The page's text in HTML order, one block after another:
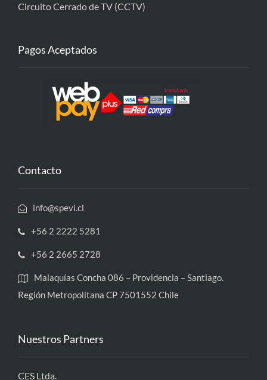
Circuito Cerrado de TV (CCTV)
Pagos Aceptados
Contacto
info@spevi.cl
+56 2 2222 5281
+56 2 2665 2728
Malaquías Concha 086 – Providencia – Santiago.
Región Metropolitana CP 7501552 Chile
Nuestros Partners
CES Ltda.